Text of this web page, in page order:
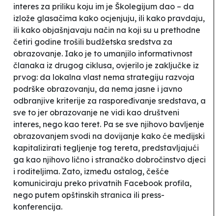
interes za priliku koju im je Školegijum dao – da
izlože glasačima kako ocjenjuju, ili kako pravdaju,
ili kako objašnjavaju način na koji su u prethodne
četiri godine trošili budžetska sredstva za
obrazovanje. Iako je to umanjilo informativnost
članaka iz drugog ciklusa, ovjerilo je zaključke iz
prvog: da lokalna vlast nema strategiju razvoja
podrške obrazovanju, da nema jasne i javno
odbranjive kriterije za raspoređivanje sredstava, a
sve to jer obrazovanje ne vidi kao društveni
interes, nego kao teret. Pa se sve njihovo bavljenje
obrazovanjem svodi na dovijanje kako će medijski
kapitalizirati tegljenje tog tereta, predstavljajući
ga kao njihovo lično i stranačko dobročinstvo djeci
i roditeljima. Zato, između ostalog, češće
komuniciraju preko privatnih Facebook profila,
nego putem opštinskih stranica ili press-
konferencija.